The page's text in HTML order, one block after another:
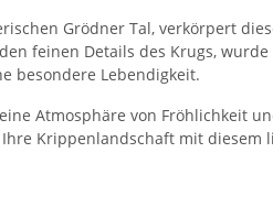
Grödner Tal, verkörpert
feinen Details des Krugs,
besondere Lebendigkeit.
Atmosphäre von Fröhlichkeit
Krippenlandschaft mit